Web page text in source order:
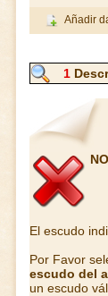
Añadir
1
El escudo
Por Favor
escudo del
un escudo